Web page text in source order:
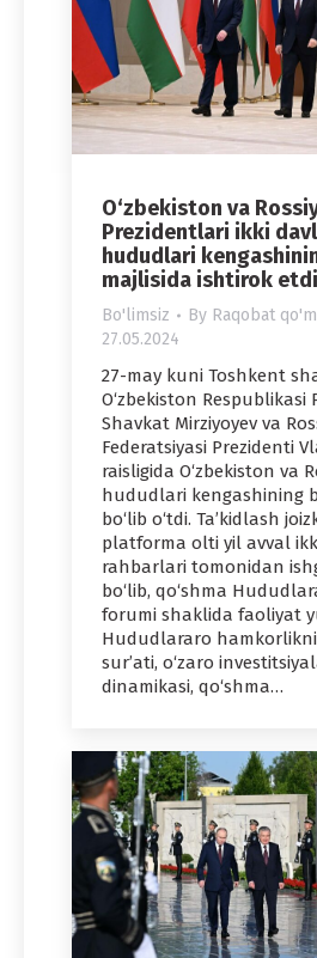
O‘zbekiston va
Prezidentlari ikki
hududlari
majlisida ishtirok
Bo'limsiz By Raqobat
27.05.2024
27-may kuni Toshkent
O‘zbekiston Respublikasi
Shavkat Mirziyoyev va
Federatsiyasi Prezidenti
raisligida O‘zbekiston va
hududlari kengashining
bo‘lib o‘tdi. Ta’kidlash
platforma olti yil avval
rahbarlari tomonidan
bo‘lib, qo‘shma
forumi shaklida faoliyat
Hududlararo
sur’ati, o‘zaro
dinamikasi, qo‘shma…